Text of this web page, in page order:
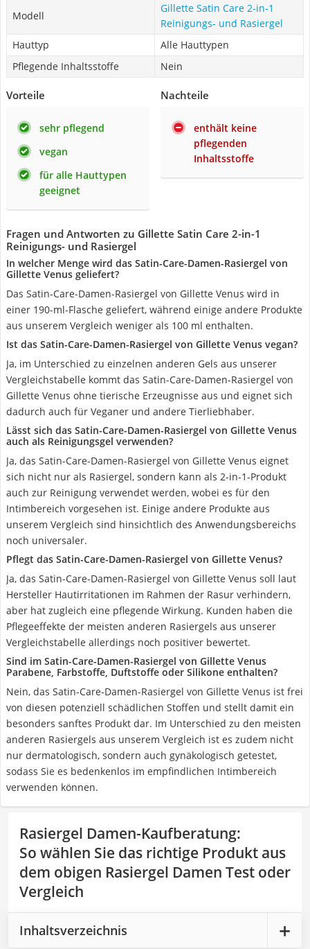
Modell
Gillette Satin Care 2-in-1
Reinigungs- und Rasiergel
Hauttyp
Alle Hauttypen
Pflegende Inhaltsstoffe
Nein
Vorteile
sehr pflegend
vegan
für alle Hauttypen
geeignet
Nachteile
enthält keine
pflegenden
Inhaltsstoffe
Fragen und Antworten zu Gillette Satin Care 2-in-1
Reinigungs- und Rasiergel
In welcher Menge wird das Satin-Care-Damen-Rasiergel von
Gillette Venus geliefert?
Das Satin-Care-Damen-Rasiergel von Gillette Venus wird in
einer 190-ml-Flasche geliefert, während einige andere Produkte
aus unserem Vergleich weniger als 100 ml enthalten.
Ist das Satin-Care-Damen-Rasiergel von Gillette Venus vegan?
Ja, im Unterschied zu einzelnen anderen Gels aus unserer
Vergleichstabelle kommt das Satin-Care-Damen-Rasiergel von
Gillette Venus ohne tierische Erzeugnisse aus und eignet sich
dadurch auch für Veganer und andere Tierliebhaber.
Lässt sich das Satin-Care-Damen-Rasiergel von Gillette Venus
auch als Reinigungsgel verwenden?
Ja, das Satin-Care-Damen-Rasiergel von Gillette Venus eignet
sich nicht nur als Rasiergel, sondern kann als 2-in-1-Produkt
auch zur Reinigung verwendet werden, wobei es für den
Intimbereich vorgesehen ist. Einige andere Produkte aus
unserem Vergleich sind hinsichtlich des Anwendungsbereichs
noch universaler.
Pflegt das Satin-Care-Damen-Rasiergel von Gillette Venus?
Ja, das Satin-Care-Damen-Rasiergel von Gillette Venus soll laut
Hersteller Hautirritationen im Rahmen der Rasur verhindern,
aber hat zugleich eine pflegende Wirkung. Kunden haben die
Pflegeeffekte der meisten anderen Rasiergels aus unserer
Vergleichstabelle allerdings noch positiver bewertet.
Sind im Satin-Care-Damen-Rasiergel von Gillette Venus
Parabene, Farbstoffe, Duftstoffe oder Silikone enthalten?
Nein, das Satin-Care-Damen-Rasiergel von Gillette Venus ist frei
von diesen potenziell schädlichen Stoffen und stellt damit ein
besonders sanftes Produkt dar. Im Unterschied zu den meisten
anderen Rasiergels aus unserem Vergleich ist es zudem nicht
nur dermatologisch, sondern auch gynäkologisch getestet,
sodass Sie es bedenkenlos im empfindlichen Intimbereich
verwenden können.
Rasiergel Damen-Kaufberatung:
So wählen Sie das richtige Produkt aus
dem obigen Rasiergel Damen Test oder
Vergleich
Inhaltsverzeichnis